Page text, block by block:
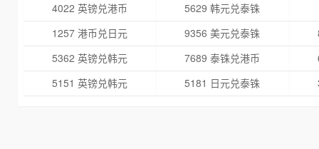
4022 英镑兑港币
5629 韩元兑泰铢
1257 港币兑日元
9356 美元兑泰铢
5362 英镑兑韩元
7689 泰铢兑港币
5151 英镑兑韩元
5181 日元兑泰铢